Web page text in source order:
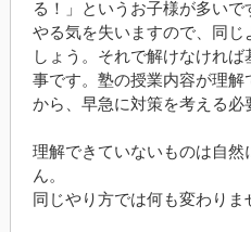
る！」というお子様が多い
やる気を失いますので、同じ
しょう。それで解けなけれ
事です。塾の授業内容が理
から、早急に対策を考える必
理解できていないものは自
ん。
同じやり方では何も変わりま